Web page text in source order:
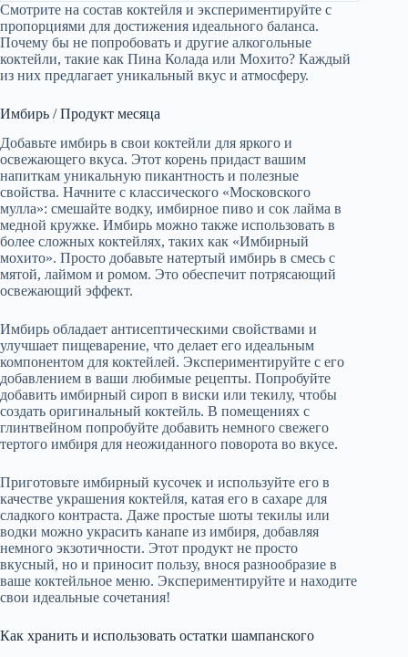
Смотрите на состав коктейля и экспериментируйте с
пропорциями для достижения идеального баланса.
Почему бы не попробовать и другие алкогольные
коктейли, такие как Пина Колада или Мохито? Каждый
из них предлагает уникальный вкус и атмосферу.
Имбирь / Продукт месяца
Добавьте имбирь в свои коктейли для яркого и
освежающего вкуса. Этот корень придаст вашим
напиткам уникальную пикантность и полезные
свойства. Начните с классического «Московского
мулла»: смешайте водку, имбирное пиво и сок лайма в
медной кружке. Имбирь можно также использовать в
более сложных коктейлях, таких как «Имбирный
мохито». Просто добавьте натертый имбирь в смесь с
мятой, лаймом и ромом. Это обеспечит потрясающий
освежающий эффект.
Имбирь обладает антисептическими свойствами и
улучшает пищеварение, что делает его идеальным
компонентом для коктейлей. Экспериментируйте с его
добавлением в ваши любимые рецепты. Попробуйте
добавить имбирный сироп в виски или текилу, чтобы
создать оригинальный коктейль. В помещениях с
глинтвейном попробуйте добавить немного свежего
тертого имбиря для неожиданного поворота во вкусе.
Приготовьте имбирный кусочек и используйте его в
качестве украшения коктейля, катая его в сахаре для
сладкого контраста. Даже простые шоты текилы или
водки можно украсить канапе из имбиря, добавляя
немного экзотичности. Этот продукт не просто
вкусный, но и приносит пользу, внося разнообразие в
ваше коктейльное меню. Экспериментируйте и находите
свои идеальные сочетания!
Как хранить и использовать остатки шампанского